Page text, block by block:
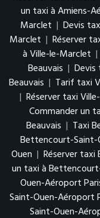
un taxi à Amiens-
Marclet | Devis
Marclet | Réserver
à Ville-le-Marclet |
Beauvais |
Beauvais | Tarif taxi
| Réserver taxi
Commander un
Beauvais | Taxi
Bettencourt-Saint-
Ouen | Réserver
un taxi à
Ouen-Aéroport
Saint-Ouen-Aéroport
Saint-Ouen-